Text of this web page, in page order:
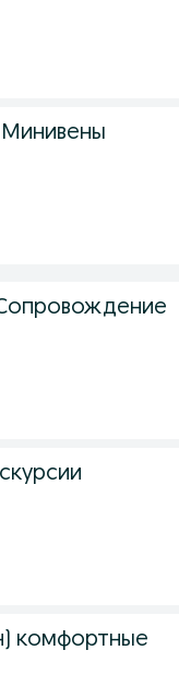
комфортные